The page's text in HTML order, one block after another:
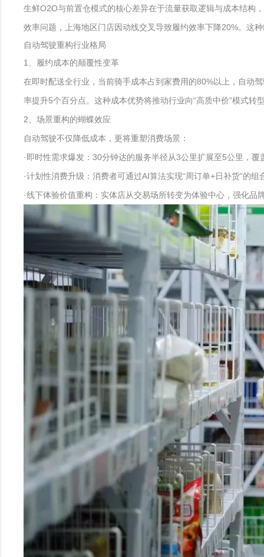
生鲜O2O与前置仓模式的核心差异在于流量获取逻辑与成本结构
效率问题，上海地区门店因动线交叉导致履约效率下降20%。这
自动驾驶重构行业格局
1、履约成本的颠覆性变革
在即时配送全行业，当前骑手成本占到家费用的80%以上，自动
率提升5个百分点。这种成本优势将推动行业向“高质中价”模式转
2、场景重构的蝴蝶效应
自动驾驶不仅降低成本，更将重塑消费场景：
·即时性需求爆发：30分钟达的服务半径从3公里扩展至5公里，覆
·计划性消费升级：消费者可通过AI算法实现“周订单+日补货”的
·线下体验价值重构：实体店从交易场所转变为体验中心，强化品